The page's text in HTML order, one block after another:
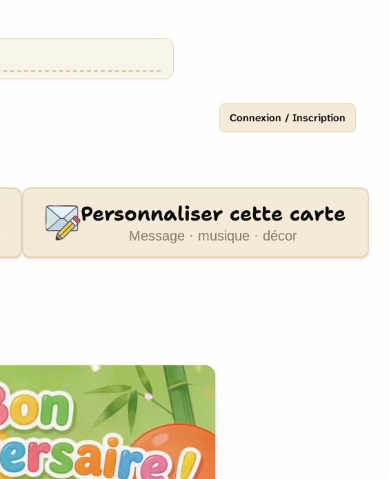
Connexion / Inscription
Personnaliser cette carte
Message · musique · décor